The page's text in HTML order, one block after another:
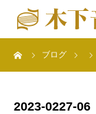
ブログ
2023-0227-06
ホーム